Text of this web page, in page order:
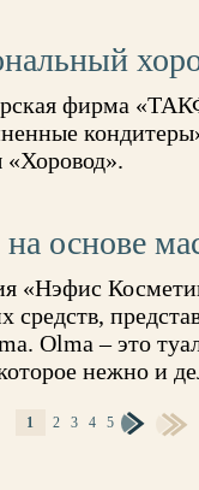
фирма
основе
«Нэфис
средств,
Olma – это
нежно и
1 2 3 4 5